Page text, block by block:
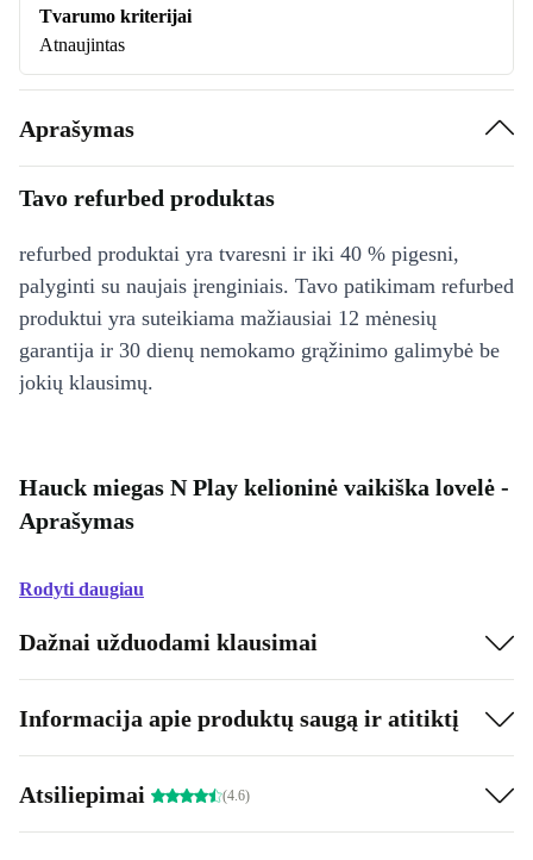
Tvarumo kriterijai
Atnaujintas
Aprašymas
Tavo refurbed produktas
refurbed produktai yra tvaresni ir iki 40 % pigesni,
palyginti su naujais įrenginiais. Tavo patikimam refurbed
produktui yra suteikiama mažiausiai 12 mėnesių
garantija ir 30 dienų nemokamo grąžinimo galimybė be
jokių klausimų.
Hauck miegas N Play kelioninė vaikiška lovelė -
Aprašymas
Rodyti daugiau
Dažnai užduodami klausimai
Informacija apie produktų saugą ir atitiktį
Atsiliepimai (4.6)